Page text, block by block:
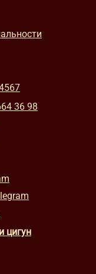
36 98
цигун